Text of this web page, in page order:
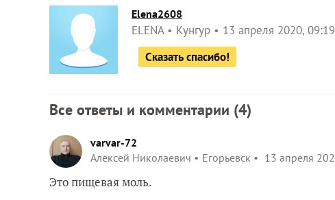
Elena2608
ELENA Кунгур
13 апреля 2020, 09:19
Сказать спасибо!
Все ответы и комментарии (4)
varvar-72
Алексей Николаевич
Егорьевск 13 апреля
Это пищевая моль.